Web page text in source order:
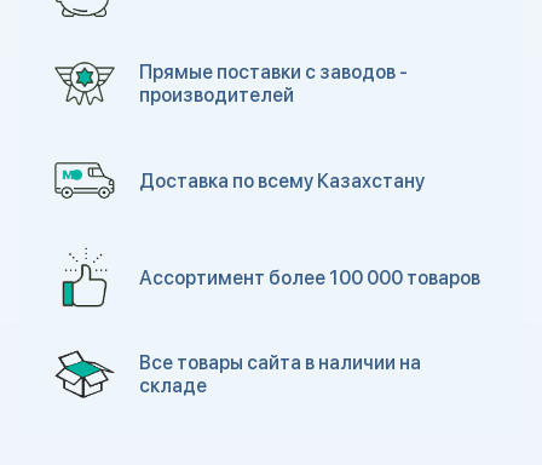
Прямые поставки с заводов -
производителей
Доставка по всему Казахстану
Ассортимент более 100 000 товаров
Все товары сайта в наличии на
складе